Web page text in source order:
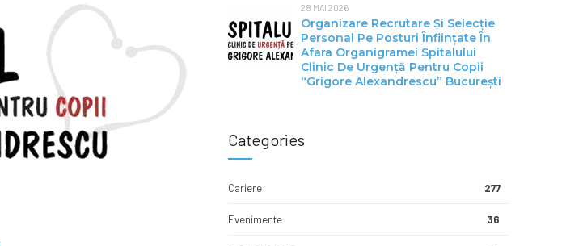
28 MAI 2026
Organizare Recrutare Și Selecție
Personal Pe Posturi Înființate În
Afara Organigramei Spitalului
Clinic De Urgență Pentru Copii
“Grigore Alexandrescu” Bucureşti
Categories
Cariere 277
Evenimente 36